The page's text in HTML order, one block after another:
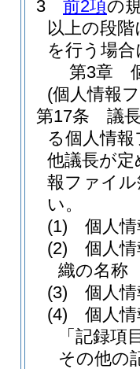
3
前2項の
以上の段
を行う場
第3章
(個人情報
第17条
議
る個人情
他議長が
報ファイ
い。
(1)
個人
(2)
個人
織の名称
(3)
個人
(4)
個人
「記録項
その他の